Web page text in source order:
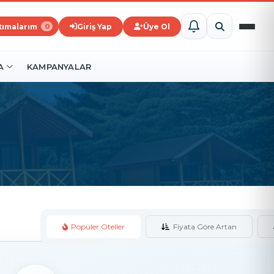
0 Giriş Yap Üye Ol
KAMPANYALAR
Popüler Oteller Fiyata Göre Artan